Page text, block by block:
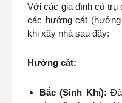
Với các gia đình có trụ
các hướng cát
khi xây nhà sau đây:
Hướng cát:
Bắc (Sinh Khí):